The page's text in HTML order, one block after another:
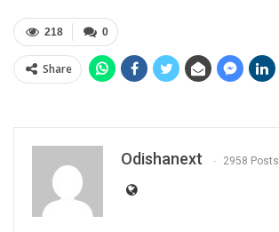
0
218
Share
Odishanext 2958 Posts